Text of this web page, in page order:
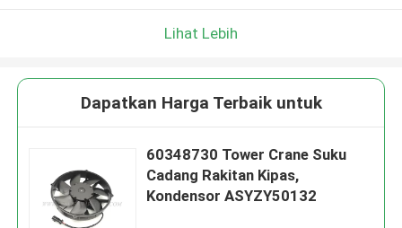
Lihat Lebih
Dapatkan Harga Terbaik untuk
60348730 Tower Crane Suku
Cadang Rakitan Kipas,
Kondensor ASYZY50132